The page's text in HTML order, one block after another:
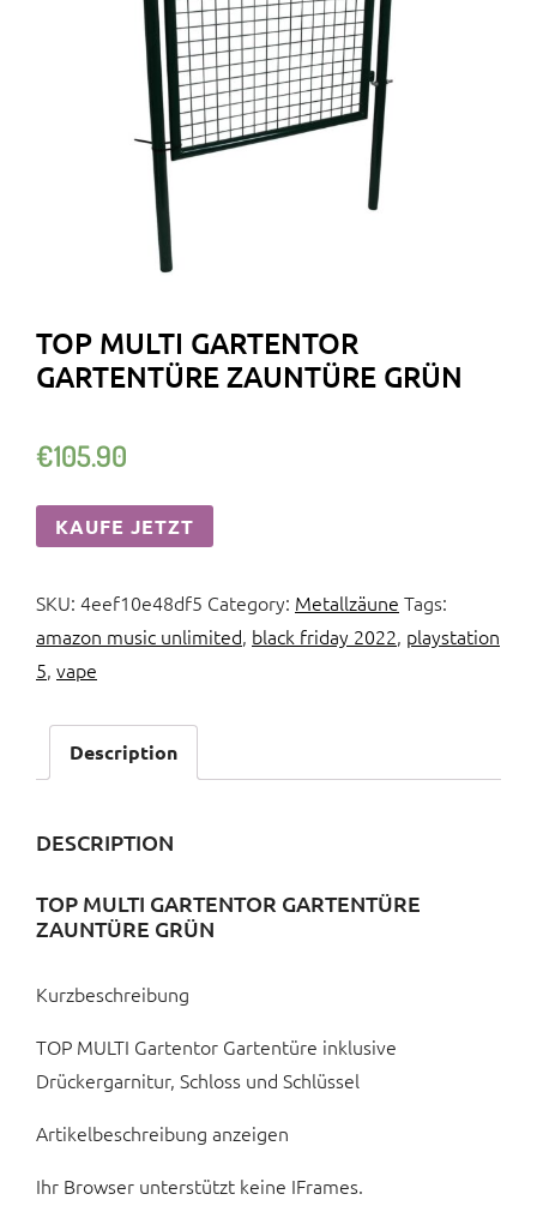
TOP MULTI GARTENTOR
GARTENTÜRE ZAUNTÜRE GRÜN
€105.90
KAUFE JETZT
SKU: 4eef10e48df5 Category: Metallzäune Tags:
amazon music unlimited, black friday 2022, playstation
5, vape
Description
DESCRIPTION
TOP MULTI GARTENTOR GARTENTÜRE
ZAUNTÜRE GRÜN
Kurzbeschreibung
TOP MULTI Gartentor Gartentüre inklusive
Drückergarnitur, Schloss und Schlüssel
Artikelbeschreibung anzeigen
Ihr Browser unterstützt keine IFrames.